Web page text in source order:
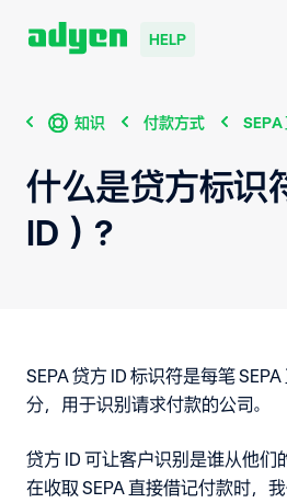
HELP
知识 付款方式 SEPA
什么是贷方标识
ID）？
SEPA 贷方 ID 标识符是每笔
分，用于识别请求付款的公司。
贷方 ID 可让客户识别是谁从他们
在收取 SEPA 直接借记付款时，